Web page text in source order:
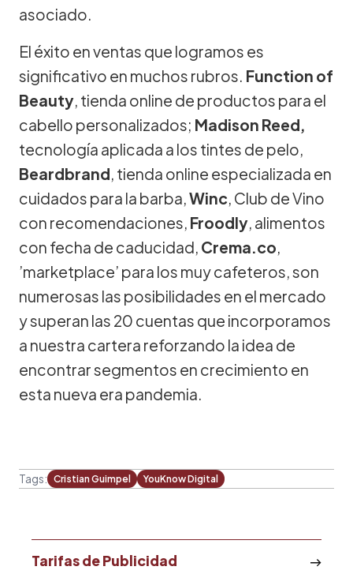
asociado.
El éxito en ventas que logramos es
significativo en muchos rubros. Function of
Beauty, tienda online de productos para el
cabello personalizados; Madison Reed,
tecnología aplicada a los tintes de pelo,
Beardbrand, tienda online especializada en
cuidados para la barba, Winc, Club de Vino
con recomendaciones, Froodly, alimentos
con fecha de caducidad, Crema.co,
’marketplace’ para los muy cafeteros, son
numerosas las posibilidades en el mercado
y superan las 20 cuentas que incorporamos
a nuestra cartera reforzando la idea de
encontrar segmentos en crecimiento en
esta nueva era pandemia.
Tags: Cristian Guimpel YouKnow Digital
Tarifas de Publicidad